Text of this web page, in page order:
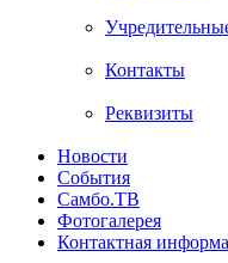
Контакты
Реквизиты
Новости
События
Самбо.ТВ
Фотогалерея
Контактная